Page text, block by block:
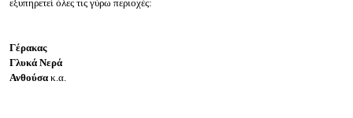
εξυπηρετεί όλες τις γύρω περιοχές:
Γέρακας
Γλυκά Νερά
Ανθούσα κ.α.